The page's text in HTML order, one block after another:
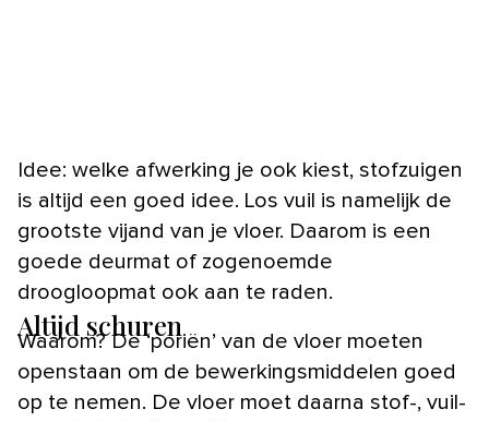
Idee: welke afwerking je ook kiest, stofzuigen
is altijd een goed idee. Los vuil is namelijk de
grootste vijand van je vloer. Daarom is een
goede deurmat of zogenoemde
droogloopmat ook aan te raden.
Altijd schuren
Waarom? De ‘poriën’ van de vloer moeten
openstaan om de bewerkingsmiddelen goed
op te nemen. De vloer moet daarna stof-, vuil-